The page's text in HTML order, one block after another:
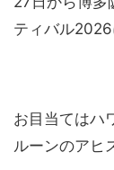
ティバル
お目当てはハ
ルーンのアヒ